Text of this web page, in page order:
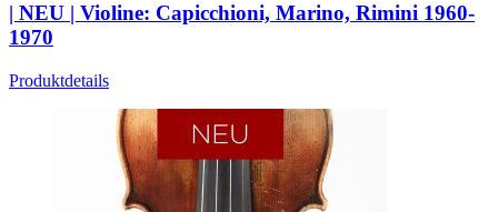
| NEU | Violine: Capicchioni, Marino, Rimini 1960-
1970
Produktdetails